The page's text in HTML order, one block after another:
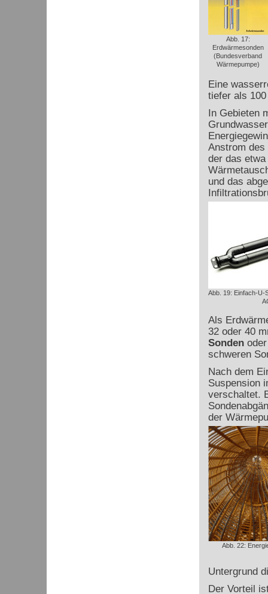
Abb. 17:
Erdwärmesonden
(Bundesverband
Wärmepumpe)
Eine
tiefer als
In Gebieten
Anstrom des
der das
und das
Abb. 19: Einfach-U-
Als
32 oder 40
Sonden
schweren
Nach dem
Suspension
verschaltet.
der
Abb. 22:
Untergrund
Der Vorteil